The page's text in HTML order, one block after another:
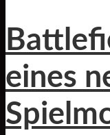
eines